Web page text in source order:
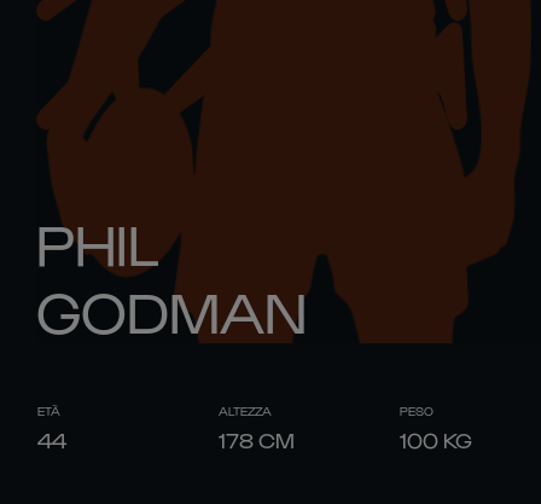
PHIL
GODMAN
ETÀ
44
ALTEZZA
178CM
PESO
100 KG